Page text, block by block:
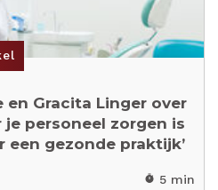
en Gracita Linger over
je personeel zorgen is
een gezonde praktijk’
timer 5 min